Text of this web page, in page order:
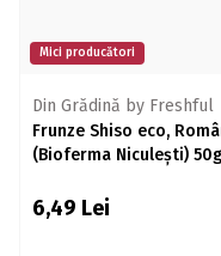
Mici producători
Din Grădină by Freshful
Frunze Shiso eco,
(Bioferma Niculești) 50g
6,49 Lei